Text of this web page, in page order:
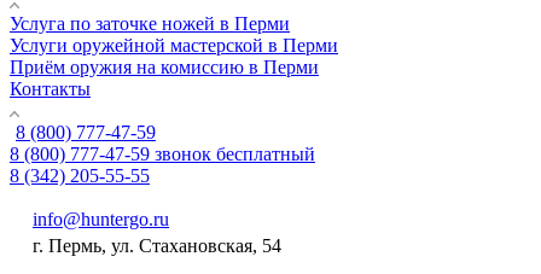
Услуга по заточке ножей в Перми
Услуги оружейной мастерской в Перми
Приём оружия на комиссию в Перми
Контакты
8 (800) 777-47-59
8 (800) 777-47-59 звонок бесплатный
8 (342) 205-55-55
info@huntergo.ru
г. Пермь, ул. Стахановская, 54